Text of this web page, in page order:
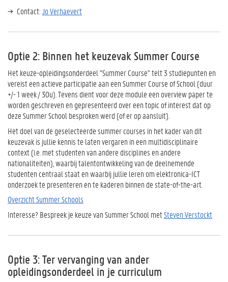
Contact:Jo Verhaevert
Optie 2: Binnen het keuzevak Summer Course
Het keuze-opleidingsonderdeel "Summer Course" telt 3 studiepunten en
vereist een actieve participatie aan een Summer Course of School (duur
+/- 1 week / 30u). Tevens dient voor deze module een overview paper te
worden geschreven en gepresenteerd over een topic of interest dat op
deze Summer School besproken werd (of er op aansluit).
Het doel van de geselecteerde summer courses in het kader van dit
keuzevak is jullie kennis te laten vergaren in een multidisciplinaire
context (i.e. met studenten van andere disciplines en andere
nationaliteiten), waarbij talentontwikkeling van de deelnemende
studenten centraal staat en waarbij jullie leren om elektronica-ICT
onderzoek te presenteren en te kaderen binnen de state-of-the-art.
Overzicht Summer Schools
Interesse? Bespreek je keuze van Summer School metSteven Verstockt
Optie 3: Ter vervanging van ander
opleidingsonderdeel in je curriculum